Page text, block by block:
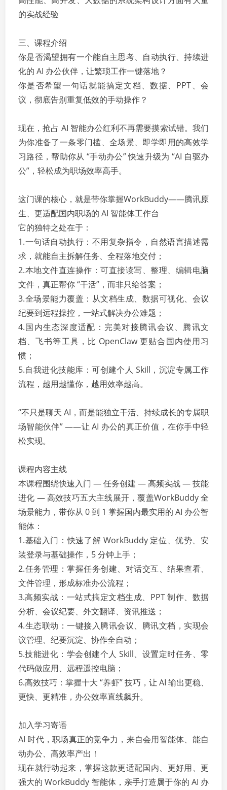
的实战经验
三、课程介绍
你是否渴望拥有一个能自主思考、自动执行、持续进
化的 AI 办公伙伴，让繁琐工作一键落地？
你是否希望一句话就能搞定文档、数据、PPT、会
议，彻底告别重复低效的手动操作？
现在，抢占 AI 智能办公红利不再需要摸索试错。我们
为你准备了一条零门槛、全场景、即学即用的高效学
习路径，帮助你从 “手动办公” 快速升级为 “AI 自驱办
公”，轻松成为职场效率高手。
这门课的核心，就是带你掌握WorkBuddy——腾讯原
生、更适配国内职场的 AI 智能体工作台
它的独特之处在于：
1.一句话自动执行：不用复杂指令，自然语言描述需
求，就能自主拆解任务、全程落地交付；
2.本地文件直连操作：可直接读写、整理、编辑电脑
文件，真正帮你 “干活”，而非只给答案；
3.全场景能力覆盖：从文档生成、数据可视化、会议
纪要到远程操控，一站式解决办公难题；
4.国内生态深度适配：完美对接腾讯会议、腾讯文
档、飞书等工具，比 OpenClaw 更贴合国内使用习
惯；
5.自我进化技能库：可创建个人 Skill，沉淀专属工作
流程，越用越懂你，越用效率越高。
“不只是聊天 AI，而是能独立干活、持续成长的专属职
场智能伙伴” ——让 AI 办公的真正价值，在你手中轻
松实现。
课程内容主线
本课程围绕快速入门 — 任务创建 — 高频实战 — 技能
进化 — 高效技巧五大主线展开，覆盖WorkBuddy 全
场景能力，带你从 0 到 1 掌握国内最实用的 AI 办公智
能体：
1.基础入门：快速了解 WorkBuddy 定位、优势、安
装登录与基础操作，5 分钟上手；
2.任务管理：掌握任务创建、对话交互、结果查看、
文件管理，形成标准办公流程；
3.高频实战：一站式搞定文档生成、PPT 制作、数据
分析、会议纪要、外文翻译、资讯推送；
4.生态联动：一键接入腾讯会议、腾讯文档，实现会
议管理、纪要沉淀、协作全自动；
5.技能进化：学会创建个人 Skill、设置定时任务、零
代码做应用、远程遥控电脑；
6.高效技巧：掌握十大 “养虾” 技巧，让 AI 输出更稳、
更快、更精准，办公效率直线飙升。
加入学习寄语
AI 时代，职场真正的竞争力，来自会用智能体、能自
动办公、高效率产出！
现在就行动起来，掌握这款更适配国内、更好用、更
强大的 WorkBuddy 智能体，亲手打造属于你的 AI 办